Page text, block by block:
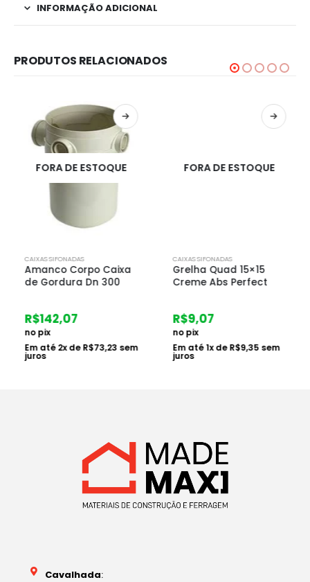
INFORMAÇÃO ADICIONAL
PRODUTOS RELACIONADOS
FORA DE ESTOQUE
CAIXAS SIFONADAS
Amanco Corpo Caixa
de Gordura Dn 300
R$142,07
no pix
Em até2x deR$73,23 sem
juros
FORA DE ESTOQUE
CAIXAS SIFONADAS
Grelha Quad 15×15
Creme Abs Perfect
R$9,07
no pix
Em até1x deR$9,35 sem
juros
Cavalhada: